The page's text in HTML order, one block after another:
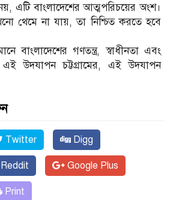
এটি বাংলাদেশের আত্মপরিচয়ের অংশ।
থেমে না যায়, তা নিশ্চিত করতে হবে
বাংলাদেশের গণতন্ত্র, স্বাধীনতা এবং
এই উদযাপন চট্টগ্রামের, এই উদযাপন
Twitter Digg
Reddit Google Plus
Print